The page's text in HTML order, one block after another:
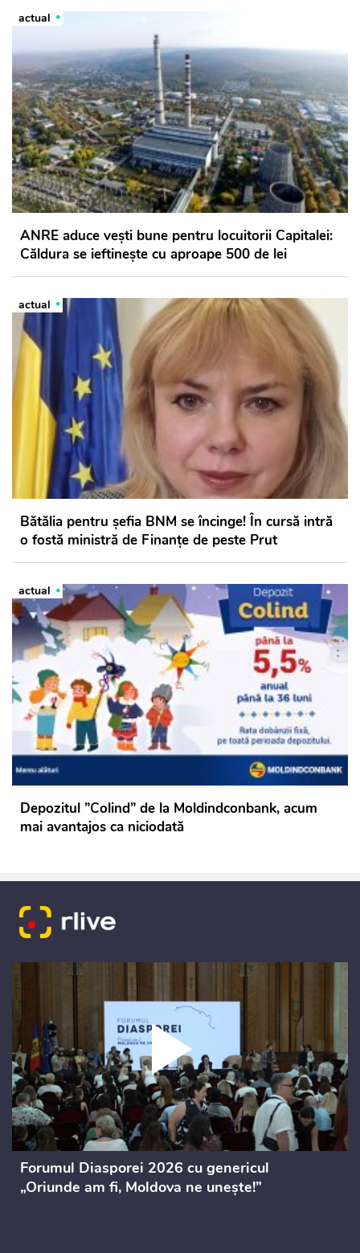
actual
ANRE aduce vești bune pentru locuitorii Capitalei:
Căldura se ieftinește cu aproape 500 de lei
actual
Bătălia pentru șefia BNM se încinge! În cursă intră
o fostă ministră de Finanțe de peste Prut
actual
Depozitul ”Colind” de la Moldindconbank, acum
mai avantajos ca niciodată
Forumul Diasporei 2026 cu genericul
„Oriunde am fi, Moldova ne unește!”